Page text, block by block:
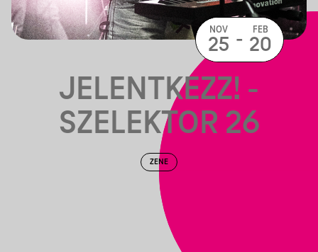
JELENTKEZZ! -
SZELEKTOR 26
ZENE
NOV
25 - FEB
20